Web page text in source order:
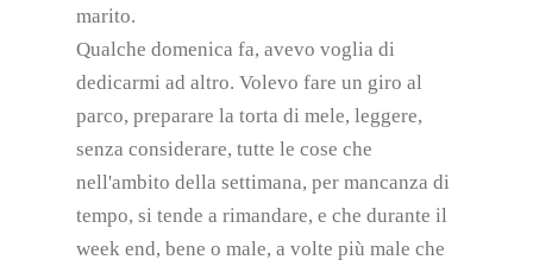
marito.
Qualche domenica fa, avevo voglia di
dedicarmi ad altro. Volevo fare un giro al
parco, preparare la torta di mele, leggere,
senza considerare, tutte le cose che
nell'ambito della settimana, per mancanza di
tempo, si tende a rimandare, e che durante il
week end, bene o male, a volte più male che